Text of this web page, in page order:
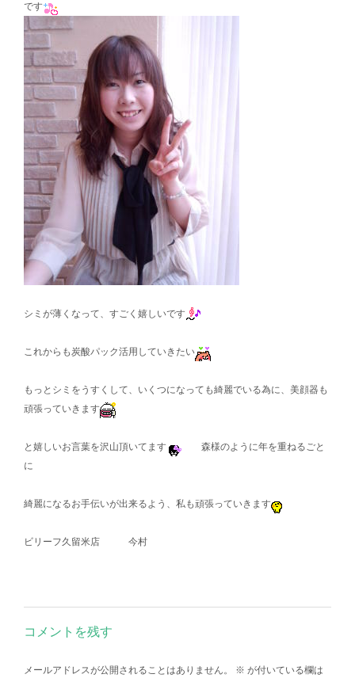
です
シミが薄くなって、すごく嬉しいです
これからも炭酸パック活用していきたい
もっとシミをうすくして、いくつになっても綺麗でいる為に、美顔器も
頑張っていきます
と嬉しいお言葉を沢山頂いてます
森様のように年を重ねるごと
に
綺麗になるお手伝いが出来るよう、私も頑張っていきます
ビリーフ久留米店 今村
コメントを残す
メールアドレスが公開されることはありません。 ※ が付いている欄は